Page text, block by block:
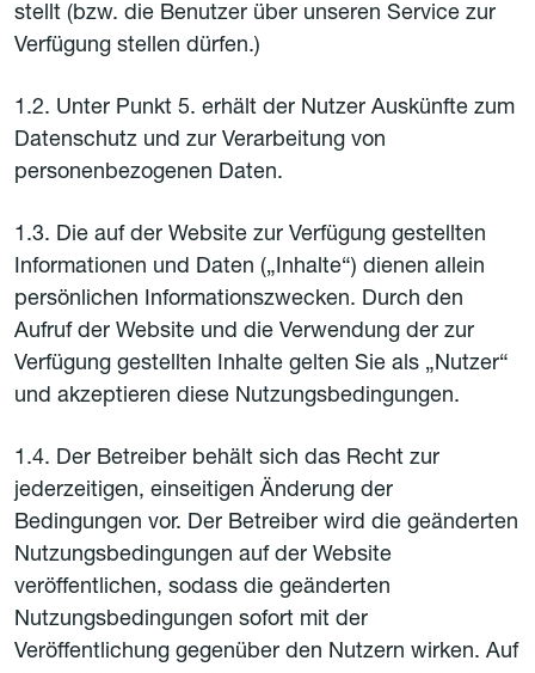
stellt (bzw. die Benutzer über unseren Service zur
Verfügung stellen dürfen.)
1.2. Unter Punkt 5. erhält der Nutzer Auskünfte zum
Datenschutz und zur Verarbeitung von
personenbezogenen Daten.
1.3. Die auf der Website zur Verfügung gestellten
Informationen und Daten („Inhalte“) dienen allein
persönlichen Informationszwecken. Durch den
Aufruf der Website und die Verwendung der zur
Verfügung gestellten Inhalte gelten Sie als „Nutzer“
und akzeptieren diese Nutzungsbedingungen.
1.4. Der Betreiber behält sich das Recht zur
jederzeitigen, einseitigen Änderung der
Bedingungen vor. Der Betreiber wird die geänderten
Nutzungsbedingungen auf der Website
veröffentlichen, sodass die geänderten
Nutzungsbedingungen sofort mit der
Veröffentlichung gegenüber den Nutzern wirken. Auf